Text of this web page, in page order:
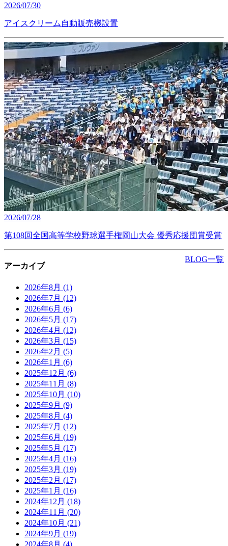
2026/07/30
アイスクリーム自動販売機設置
2026/07/28
第108回全国高等学校野球選手権岡山大会 優秀応援団賞受賞
BLOG一覧
アーカイブ
2026年8月 (1)
2026年7月 (12)
2026年6月 (6)
2026年5月 (17)
2026年4月 (12)
2026年3月 (15)
2026年2月 (5)
2026年1月 (6)
2025年12月 (6)
2025年11月 (8)
2025年10月 (10)
2025年9月 (9)
2025年8月 (4)
2025年7月 (12)
2025年6月 (19)
2025年5月 (17)
2025年4月 (16)
2025年3月 (19)
2025年2月 (17)
2025年1月 (16)
2024年12月 (18)
2024年11月 (20)
2024年10月 (21)
2024年9月 (19)